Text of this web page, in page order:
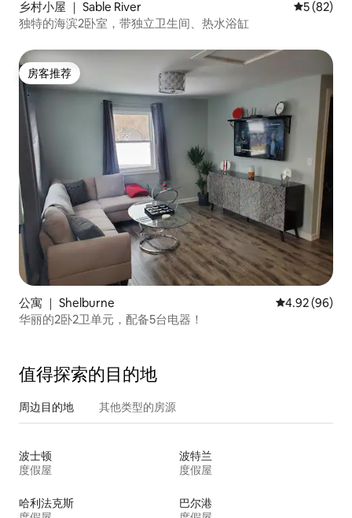
乡村小屋 ｜ Sable River 平均评分
5 (82)
独特的海滨2卧室，带独立卫生间、热水浴缸
房客推荐
房客推荐
公寓 ｜ Shelburne 平均评分 4.92
4.92 (96)
华丽的2卧2卫单元，配备5台电器！
值得探索的目的地
周边目的地 其他类型的房源
波士顿
度假屋
波特兰
度假屋
哈利法克斯
巴尔港